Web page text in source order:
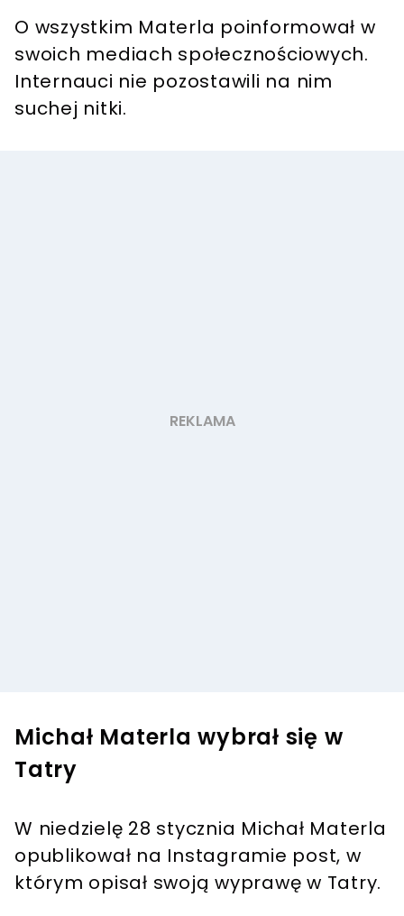
O wszystkim Materla poinformował w
swoich mediach społecznościowych.
Internauci nie pozostawili na nim
suchej nitki.
Michał Materla wybrał się w
Tatry
W niedzielę 28 stycznia Michał Materla
opublikował na Instagramie post, w
którym opisał swoją wyprawę w Tatry.